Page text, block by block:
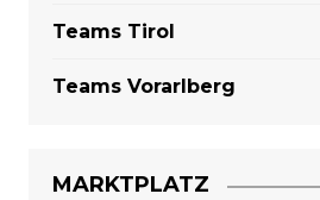
Teams Tirol
Teams Vorarlberg
MARKTPLATZ